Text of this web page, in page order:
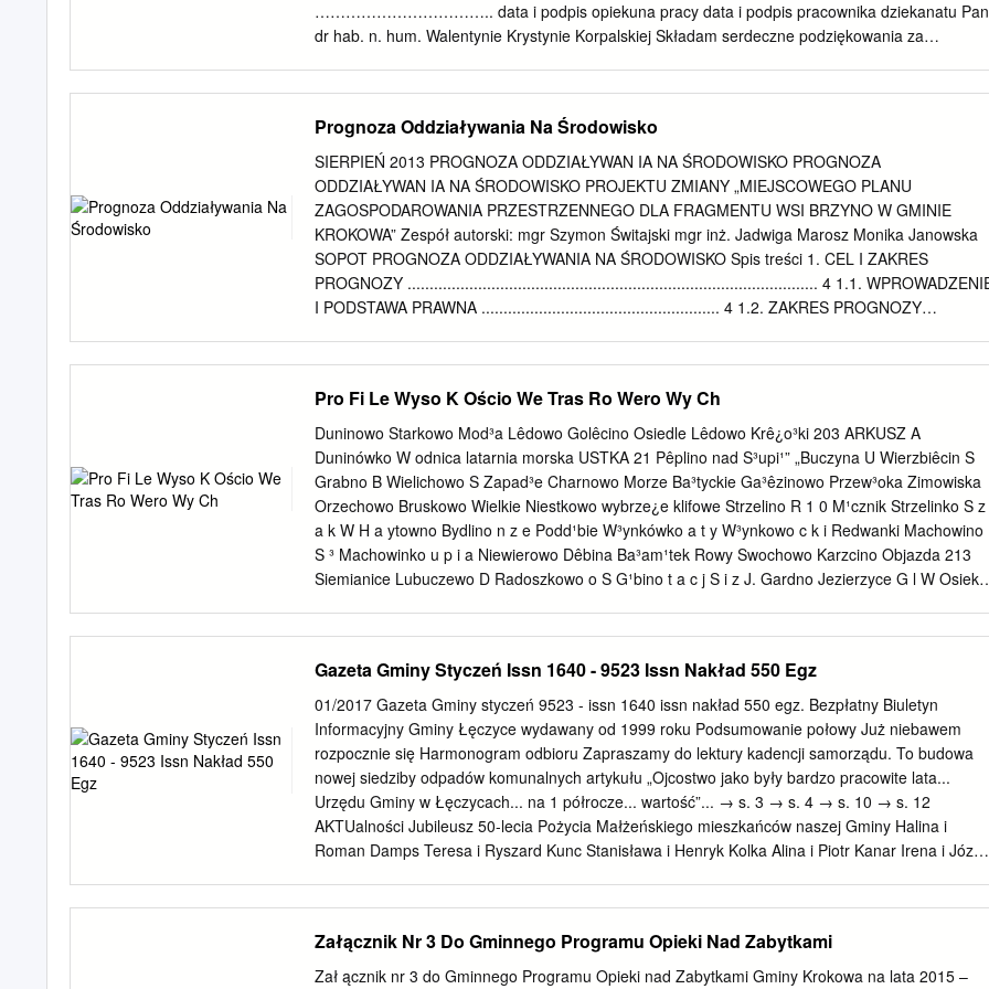
We have been experiencing a different life, due to Covid 19 home–schooling, restrictions,
curfews, prohibitions etc.
…………………………….. data i podpis opiekuna pracy data i podpis pracownika dziekanatu
dr hab. n. hum. Walentynie Krystynie Korpalskiej Składam serdeczne podziękowania za
zmarłemu ojcu… 4 SPIS TREŚCI
WSTĘP………………………………………………………………………………… 5 Rozdział I. Gmina
Brusy……………………………………………………………….7 1.Zarys historyczny…… ..
………………………………………………………………7 2. Podział
gminy……………………………………………………………….……….14 3. Najważniejsze
zabytki……………………………………………………...………..15 Rozdział II. Ewolucje systemu
ochrony zdrowia……………………………………18 1. Reformy ochrony
zdrowia…………………………………………………………...18 2. Ochrona zdrowia w samorządzie
środowiskowe i położne………………………………….25 3. Placówki leczące
chorych……………………………………………………………27
4.Leki…………………………………………………………………………………...30
Prognoza Oddziaływania Na Środowisko
SIERPIEŃ 2013 PROGNOZA ODDZIAŁYWAN IA NA ŚRODOWISKO PROGNOZA
ODDZIAŁYWAN IA NA ŚRODOWISKO PROJEKTU ZMIANY „MIEJSCOWEGO PLANU
ZAGOSPODAROWANIA PRZESTRZENNEGO DLA FRAGMENTU WSI BRZYNO W GMINIE
KROKOWA” Zespół autorski: mgr Szymon Świtajski mgr inż. Jadwiga Marosz Monika Janowska
SOPOT PROGNOZA ODDZIAŁYWANIA NA ŚRODOWISKO Spis treści 1. CEL I ZAKRES
PROGNOZY ............................................................................................. 4 1.1.
I PODSTAWA PRAWNA ...................................................... 4 1.2. ZAKRES PROGNOZY
INFORMACJA O METODACH ZASTOSOWANYCH PRZY SPORZĄDZANIU PROGNOZY
...................................................................................................... 5 2. INFORMACJE O
ZAWARTOŚCI I GŁÓWNYCH CELACH PROJEKTOWANEGO DOKUMENTU ORAZ JEGO
POWIĄZANIA Z INNYMI DOKUMENTAMI ........................ 8 2.1. INFORMACJE O ZAWARTOŚCI I
GŁÓWNYCH CELACH PROJEKTOWANEGO DOKUMENTU
................................................................................................... 8 2.2. INFORMACJE O
POWIĄZANIACH Z INNYMI DOKUMENTAMI STRATEGICZNYMI
......................................................................................... 13 3. ANALIZA I OCENA STANU
Pro Fi Le Wyso K Ościo We Tras Ro Wero Wy Ch
Duninowo Starkowo Mod³a Lêdowo Golêcino Osiedle Lêdowo Krê¿o³ki 203 ARKUSZ A
Duninówko W odnica latarnia morska USTKA 21 Pêplino nad S³upi¹” „Buczyna U Wierzbiêcin S
Grabno B Wielichowo S Zapad³e Charnowo Morze Ba³tyckie Ga³êzinowo Przew³oka Zimowiska
Orzechowo Bruskowo Wielkie Niestkowo wybrze¿e klifowe Strzelino R 1 0 M¹cznik Strzelinko S
a k W H a ytowno Bydlino n z e Podd¹bie W³ynkówko a t y W³ynkowo c k i Redwanki Machowino
S ³ Machowinko u p i a Niewierowo Dêbina Ba³am¹tek Rowy Swochowo Karzcino Objazda 213
Siemianice Lubuczewo D Radoszkowo o S G¹bino t a c j S i z J. Gardno Jezierzyce G l W Osieki
ysoka Gr¹sino Kukowo Gardna Ma³a J. Do³gieWielkie Rogawica Stojcino P i e Gardna Wielka Z r
œ ³ o c Cz³uchy t i e e ñ P G i ¯oruchowo a r y s f Czarny M³yn i t „Rowokó³” k ó w i ¯elkowo
Smo³dzino Siecie latarnia morska Smo³dziñski Las Zgojewo Biêcino Choæmirowo Dêbniczka
Czo³pino Mrówczyno Wierzchocino Budy ¯elazo Witkowo R R 1 Choæmirowo 1 0 0 ( Drze¿ewo S
t r z u l d a n W Œwiêcichowo k a ydma Czo³piñska H n a n z i a k e c y a t w Lipno ie Damnica rz
c £okciowe pa³ac h „Ja³owce” n ia ) Przybynin G³odowo Bêdziechowo £ u p a w a Damno
Rumsko Wiatrowo Siod³onie Równo Profile wysokościowe tras rowerowych Rodzaj nawierzchni:
asfalt, drogi rowerowe o twardej pozosta³e drogi:
Gazeta Gminy Styczeń Issn 1640 - 9523 Issn Nakład 550 Egz
01/2017 Gazeta Gminy styczeń 9523 - issn 1640 issn nakład 550 egz. Bezpłatny Biuletyn
Informacyjny Gminy Łęczyce wydawany od 1999 roku Podsumowanie połowy Już niebawem
rozpocznie się Harmonogram odbioru Zapraszamy do lektury kadencji samorządu. To budowa
nowej siedziby odpadów komunalnych artykułu „Ojcostwo jako były bardzo pracowite lata...
Urzędu Gminy w Łęczycach... na 1 półrocze... wartość”... → s. 3 → s. 4 → s. 10 → s. 12
AKTUalności Jubileusz 50-lecia Pożycia Małżeńskiego mieszkańców naszej Gminy Halina i
Roman Damps Teresa i Ryszard Kunc Stanisława i Henryk Kolka Alina i Piotr Kanar Irena i Józef
zternaście par małżeńskich z terenu wieku, dzieli się radościami i stawia czoła Wittbrodt oraz
Kierownik Urzędu Stanu Gminy Łęczyce świętowało dnia 3 napotkanym trudnościom. Pojawienie
Załącznik Nr 3 Do Gminnego Programu Opieki Nad Zabytkami
Zał ącznik nr 3 do Gminnego Programu Opieki nad Zabytkami Gminy Krokowa na lata 2015 –